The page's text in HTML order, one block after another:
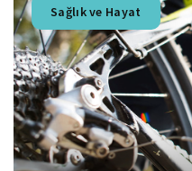
Sağlık ve Hayat